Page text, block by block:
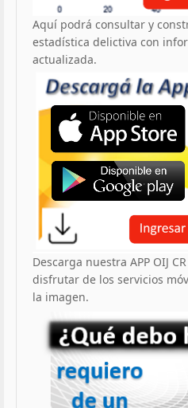
Aquí podrá consultar y
estadística delictiva con
actualizada.
Descarga nuestra APP OIJ
disfrutar de los servicios
la imagen.